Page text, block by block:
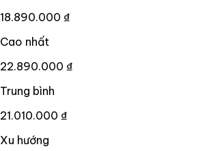
18.890.000 ₫
Cao nhất
22.890.000 ₫
Trung bình
21.010.000 ₫
Xu hướng